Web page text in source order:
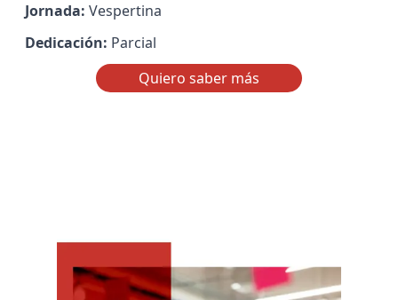
Jornada: Vespertina
Dedicación: Parcial
Quiero saber más